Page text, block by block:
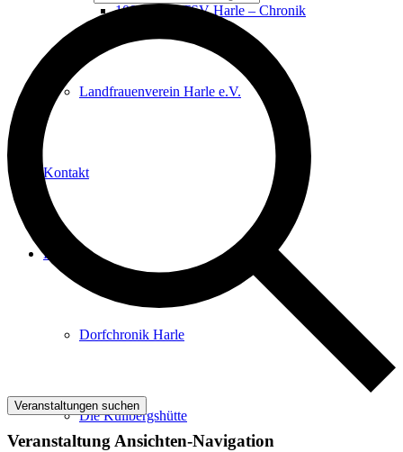
100 Jahre FTSV Harle – Chronik
Landfrauenverein Harle e.V.
Kontakt
Harle
Dorfchronik Harle
Die Küllbergshütte
Veranstaltungen suchen
Veranstaltung Ansichten-Navigation